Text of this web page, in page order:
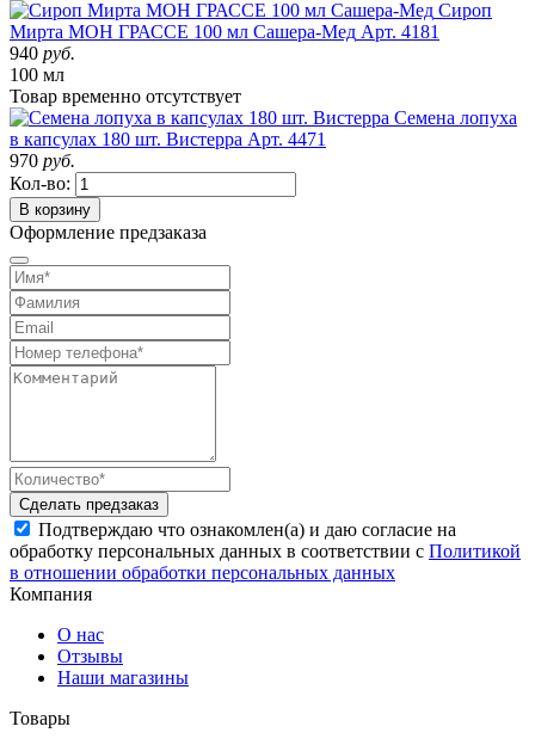
Сироп
Мирта МОН ГРАССЕ 100 мл Сашера-Мед Арт. 4181
940 руб.
100 мл
Товар временно отсутствует
Семена лопуха
в капсулах 180 шт. Вистерра Арт. 4471
970 руб.
Кол-во:
В корзину
Оформление предзаказа
Сделать предзаказ
Подтверждаю что ознакомлен(а) и даю согласие на
обработку персональных данных в соответствии с Политикой
в отношении обработки персональных данных
Компания
О нас
Отзывы
Наши магазины
Товары